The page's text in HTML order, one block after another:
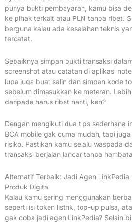
punya bukti pembayaran, kamu bisa
ke pihak terkait atau PLN tanpa ribet.
berguna kalau ada kesalahan teknis
tercatat.
Sebaiknya simpan bukti transaksi
screenshot atau catatan di aplikasi
lupa juga buat salin dan simpan kode
sebelum dimasukkan ke meteran.
daripada harus ribet nanti, kan?
Dengan mengikuti dua tips sederhana
BCA mobile gak cuma mudah, tapi
risiko. Pastikan kamu selalu waspada
transaksi berjalan lancar tanpa
Alternatif Terbaik: Jadi Agen
Produk Digital
Kalau kamu sering menggunakan
seperti isi token listrik, top-up pulsa,
gak coba jadi agen LinkPedia? Selain